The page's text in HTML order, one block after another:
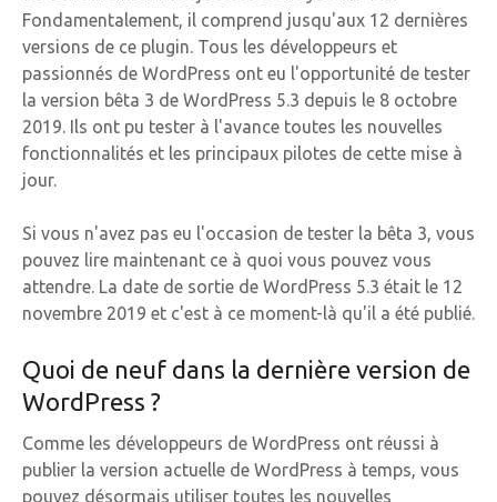
Fondamentalement, il comprend jusqu'aux 12 dernières
versions de ce plugin. Tous les développeurs et
passionnés de WordPress ont eu l'opportunité de tester
la version bêta 3 de WordPress 5.3 depuis le 8 octobre
2019. Ils ont pu tester à l'avance toutes les nouvelles
fonctionnalités et les principaux pilotes de cette mise à
jour.
Si vous n'avez pas eu l'occasion de tester la bêta 3, vous
pouvez lire maintenant ce à quoi vous pouvez vous
attendre. La date de sortie de WordPress 5.3 était le 12
novembre 2019 et c'est à ce moment-là qu'il a été publié.
Quoi de neuf dans la dernière version de
WordPress ?
Comme les développeurs de WordPress ont réussi à
publier la version actuelle de WordPress à temps, vous
pouvez désormais utiliser toutes les nouvelles